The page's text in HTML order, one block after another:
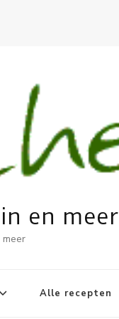
en meer
meer
Alle recepten